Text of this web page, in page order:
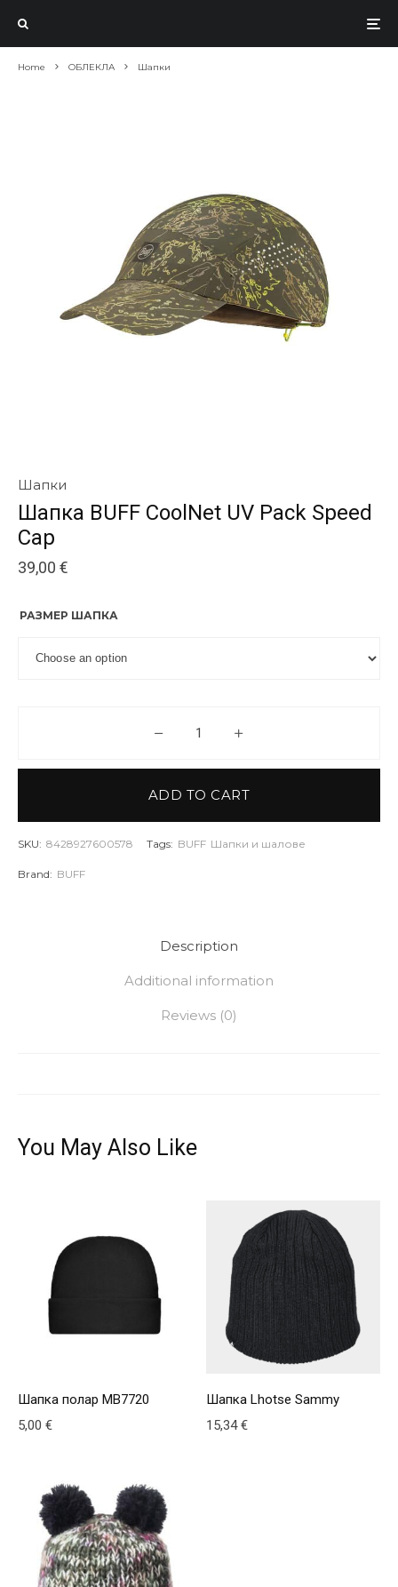
Home ОБЛЕКЛА Шапки
Шапки
Шапка BUFF CoolNet UV Pack Speed
Cap
39,00 €
РАЗМЕР ШАПКА
Шапка BUFF CoolNet UV Pack
ADD TO CART
SKU: 8428927600578 Tags: BUFF Шапки и шалове
Brand: BUFF
Description
Additional information
Reviews (0)
You May Also Like
Шапка полар MB7720
5,00 €
Шапка Lhotse Sammy
15,34€